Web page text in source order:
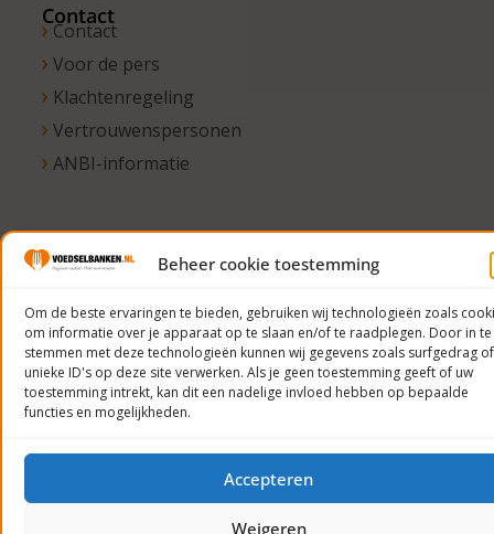
Beheer cookie toestemming
Om de beste ervaringen te bieden, gebruiken wij technologieën zoals
om informatie over je apparaat op te slaan en/of te raadplegen. Door in te
stemmen met deze technologieën kunnen wij gegevens zoals surfgedrag of
unieke ID's op deze site verwerken. Als je geen toestemming geeft of uw
toestemming intrekt, kan dit een nadelige invloed hebben op bepaalde
functies en mogelijkheden.
Accepteren
Weigeren
Contact
Contact
Voor de pers
Klachtenregeling
Vertrouwenspersonen
ANBI-informatie
© 2023
Nederland
Privacyverklaring